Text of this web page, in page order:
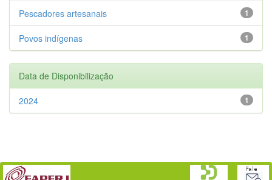
1
Pescadores artesanais
1
Povos indígenas
Data de Disponibilização
1
2024